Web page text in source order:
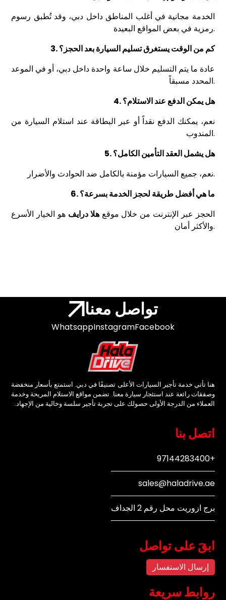
الخدمة مجانية في أغلب المناطق داخل دبي، وقد تُطبق رسوم
رمزية في بعض المواقع البعيدة.
3. كم من الوقت يستغرق تسليم السيارة بعد الحجز؟
عادة ما يتم التسليم خلال ساعة واحدة داخل دبي، أو في الموعد
المحدد مسبقاً.
4. هل يمكن الدفع عند الاستلام؟
نعم، يمكنك الدفع نقداً أو عبر البطاقة عند استلام السيارة من
المندوب.
5. هل يشمل العقد التأمين الكامل؟
نعم، جميع السيارات مؤمنة بالكامل ضد الحوادث والأضرار.
6. ما هي أفضل طريقة لحجز الخدمة بسرعة؟
الحجز عبر الإنترنت من خلال موقعهلا درايف هو الخيار الأسرع
والأكثر أمان.
تواصل معنا
Facebook
Instagram
Whatsapp
هنا تأتي خدمة تأجير السيارات الأعلى تصنيفًا في دبي. استمتع بأسعار منخفضة
وصفقات رائعة عند استئجار سيارة معنا. تضمن مواقع الاستلام المريحة وخدمة
العملاء من الدرجة الأولى حصولك على تجربة تأجير سلسة وخالية من الإجهاد.
اتصل بنا
+97144283400
sales@haladrive.ae
برج ازوريت محل رقم 2 الجداف
ابقَ على تواصل
إرسال الاستفسار
روابط سريعة